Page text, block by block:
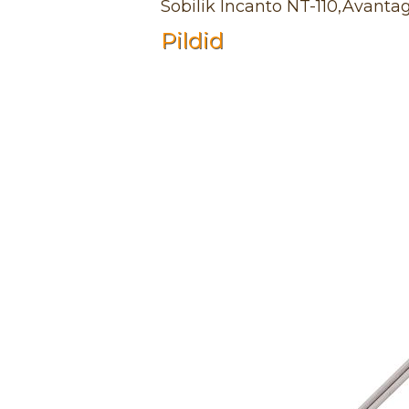
Sobilik Incanto NT-
Pildid